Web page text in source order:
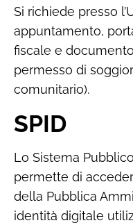
Si richiede presso
appuntamento,
fiscale e
permesso di
comunitario).
SPID
Lo Sistema
permette di
della Pubblica
identità digitale